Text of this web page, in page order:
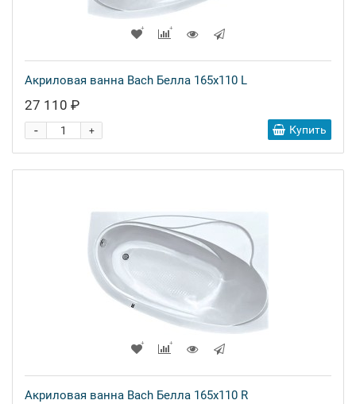
Акриловая ванна Bach Белла 165x110 L
27 110 ₽
+
- Купить
Акриловая ванна Bach Белла 165x110 R